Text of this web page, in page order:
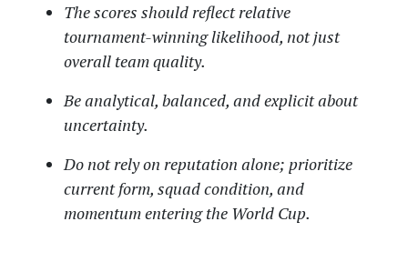
The scores should reflect relative
tournament-winning likelihood, not just
overall team quality.
Be analytical, balanced, and explicit about
uncertainty.
Do not rely on reputation alone; prioritize
current form, squad condition, and
momentum entering the World Cup.